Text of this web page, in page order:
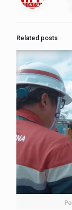
Related posts